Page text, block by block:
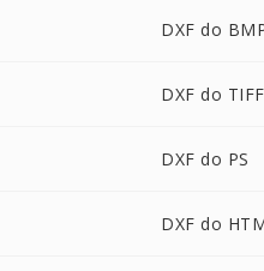
DXF do
DXF do TIFF
DXF do PS
DXF do